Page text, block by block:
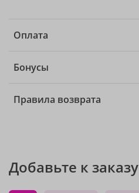
Оплата
Бонусы
Правила возврата
Добавьте к заказу